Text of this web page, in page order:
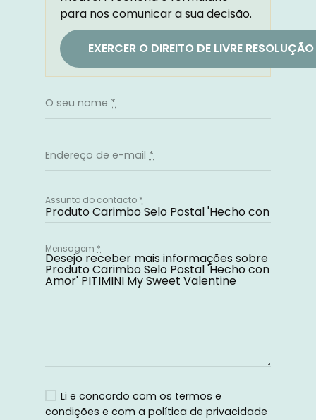
para nos comunicar a sua decisão.
EXERCER O DIREITO DE LIVRE RESOLUÇÃO
O seu nome *
Endereço de e-mail *
Assunto do contacto *
Mensagem *
Li e concordo com os termos e
condições e com a política de privacidade